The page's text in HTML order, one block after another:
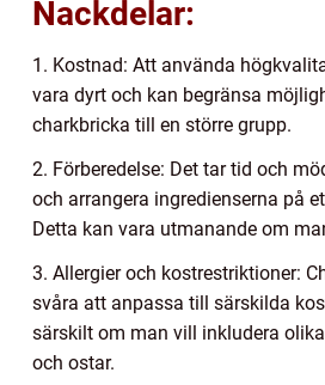
Nackdelar:
1. Kostnad: Att använda
vara dyrt och kan begränsa
charkbricka till en större grupp.
2. Förberedelse: Det tar tid och
och arrangera ingredienserna på
Detta kan vara utmanande om
3. Allergier och kostrestriktioner:
svåra att anpassa till särskilda
särskilt om man vill inkludera
och ostar.